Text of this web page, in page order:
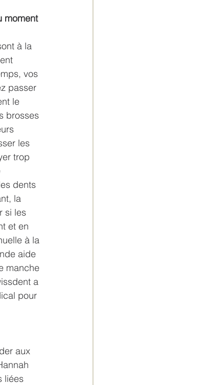
moment
à la
vos
passer
le
brosses
les
trop
dents
la
si les
et en
à la
aide
manche
a
pour
aux
liées